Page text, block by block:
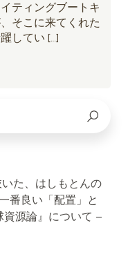
ティングブートキ
そこに来てくれた
してい […]
た、はしもとんの
番良い「配置」と
資源論』について –